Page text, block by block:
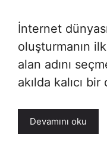
İnternet
oluşturmanın
alan adını
akılda kalıcı
Devamını oku